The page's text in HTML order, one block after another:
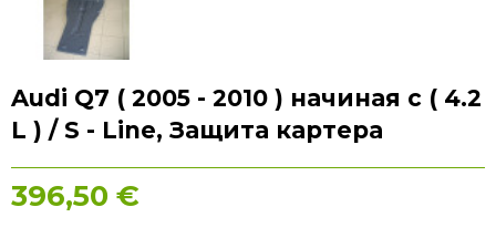
Audi Q7 ( 2005 - 2010 ) начиная с ( 4.2
L ) / S - Line, Защита картера
396,50 €